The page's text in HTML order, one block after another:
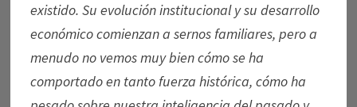
existido. Su evolución institucional y su desarrollo
económico comienzan a sernos familiares, pero a
menudo no vemos muy bien cómo se ha
comportado en tanto fuerza histórica, cómo ha